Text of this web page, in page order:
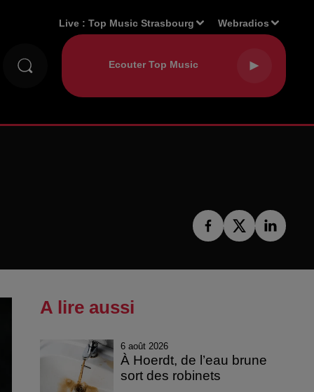
Live :Top Music Strasbourg Webradios
A lire aussi
6 août 2026
À Hoerdt, de l’eau brune
sort des robinets